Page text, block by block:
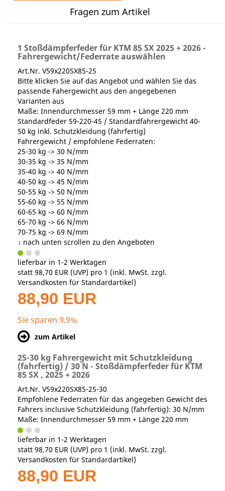
Fragen zum Artikel
1 Stoßdämpferfeder für KTM 85 SX 2025 + 2026 -
Fahrergewicht/Federrate auswählen
Art.Nr. V59x220SX85-25
Bitte klicken Sie auf das Angebot und wählen Sie das
passende Fahergewicht aus den angegebenen
Varianten aus
Maße: Innendurchmesser 59 mm + Länge 220 mm
Standardfeder 59-220-45 / Standardfahrergewicht 40-
50 kg inkl. Schutzkleidung (fahrfertig)
Fahrergewicht / empfohlene Federraten:
25-30 kg -> 30 N/mm
30-35 kg -> 35 N/mm
35-40 kg -> 40 N/mm
40-50 kg -> 45 N/mm
50-55 kg -> 50 N/mm
55-60 kg -> 55 N/mm
60-65 kg -> 60 N/mm
65-70 kg -> 66 N/mm
70-75 kg -> 69 N/mm
↓ nach unten scrollen zu den Angeboten
lieferbar in 1-2 Werktagen
statt 98,70 EUR (UVP) pro 1 (inkl. MwSt. zzgl.
Versandkosten für Standardartikel)
88,90 EUR
Sie sparen 9.9%
zum Artikel
25-30 kg Fahrergewicht mit Schutzkleidung
(fahrfertig) / 30 N - Stoßdämpferfeder für KTM
85 SX , 2025 + 2026
Art.Nr. V59x220SX85-25-30
Empfohlene Federraten für das angegeben Gewicht des
Fahrers inclusive Schutzkleidung (fahrfertig): 30 N/mm
Maße: Innendurchmesser 59 mm + Länge 220 mm
lieferbar in 1-2 Werktagen
statt 98,70 EUR (UVP) pro 1 (inkl. MwSt. zzgl.
Versandkosten für Standardartikel)
88,90 EUR